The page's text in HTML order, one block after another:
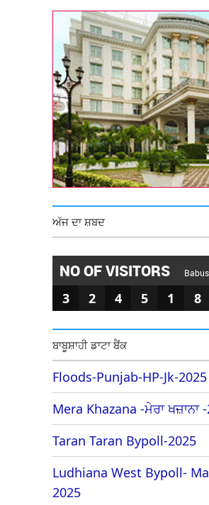
ਅੱਜ ਦਾ ਸ਼ਬਦ
NO OF VISITORS
3 2 4 5 1 8
ਬਾਬੂਸ਼ਾਹੀ ਡਾਟਾ ਬੈਂਕ
Floods-Punjab-HP-Jk-2025
Mera Khazana -ਮੇਰਾ ਖਜ਼ਾਨਾ
Taran Taran Bypoll-2025
Ludhiana West Bypoll-
2025